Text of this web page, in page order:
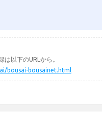
は以下のURLから。
bousai-bousainet.html